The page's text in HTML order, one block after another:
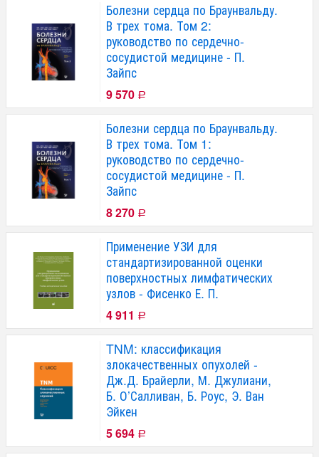
Болезни сердца по Браунвальду.
В трех тома. Том 2:
руководство по сердечно-
сосудистой медицине - П.
Зайпс
9 570 Р
Болезни сердца по Браунвальду.
В трех тома. Том 1:
руководство по сердечно-
сосудистой медицине - П.
Зайпс
8 270 Р
Применение УЗИ для
стандартизированной оценки
поверхностных лимфатических
узлов - Фисенко Е. П.
4 911 Р
TNM: классификация
злокачественных опухолей -
Дж.Д. Брайерли, М. Джулиани,
Б. О’Салливан, Б. Роус, Э. Ван
Эйкен
5 694 Р